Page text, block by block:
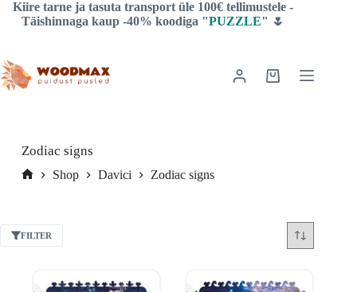
SkipKiire tarne ja tasuta transport üle 100€ tellimustele -
Täishinnaga kaup -40% koodiga "PUZZLE" 🌷
Shopping
Zodiac signs
Shop Davici Zodiac signs
FILTER